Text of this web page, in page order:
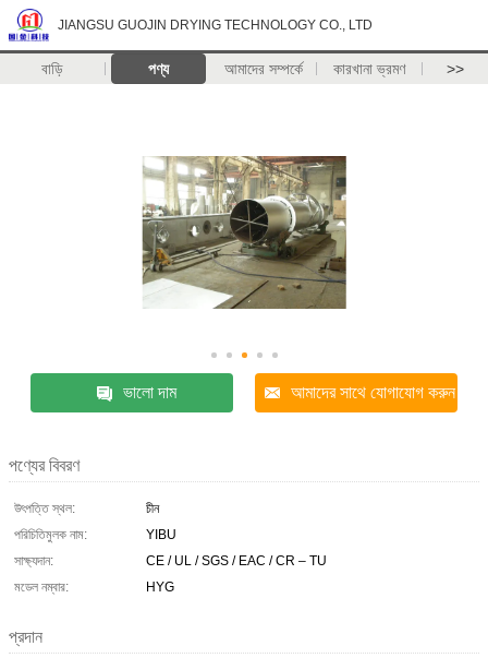
JIANGSU GUOJIN DRYING TECHNOLOGY CO., LTD
বাড়ি পণ্য আমাদের সম্পর্কে কারখানা ভ্রমণ >>
ভালো দাম আমাদের সাথে যোগাযোগ করুন
পণ্যের বিবরণ
উৎপত্তি স্থল:
চীন
পরিচিতিমুলক নাম:
YIBU
সাক্ষ্যদান:
CE / UL / SGS / EAC / CR – TU
মডেল নম্বার:
HYG
প্রদান